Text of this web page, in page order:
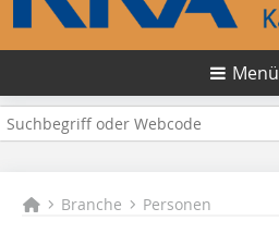
Menü
Branche Personen